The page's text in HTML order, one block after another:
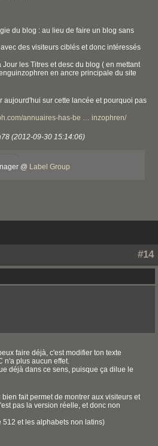
du blog : au lieu de faire un blog sans
des visiteurs ciblés et donc intéressés
les Titres et desc du blog ( en mettant
en ancre principale du site
aujourd'hui sur cette lancée et pourquoi pas
annuaires-has-be … inzophren/
(2012-09-30 15:14:06)
@ Label Group
#14
faire déjà, c'est modifier ton texte
n'a plus aucun effet.
déjà dans ce sens, puisque ça dilue le
fait permet de montrer aux visiteurs et
pas la version réelle, et donc non
et les alphabets non latins)